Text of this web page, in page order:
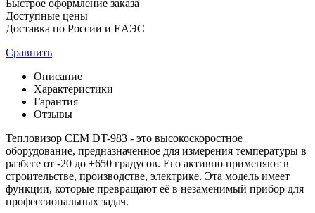
Быстрое оформление заказа
Доступные цены
Доставка по России и ЕАЭС
Сравнить
Описание
Характеристики
Гарантия
Отзывы
Тепловизор CEM DT-983 - это высокоскоростное
оборудование, предназначенное для измерения температуры в
разбеге от -20 до +650 градусов. Его активно применяют в
строительстве, производстве, электрике. Эта модель имеет
функции, которые превращают её в незаменимый прибор для
профессиональных задач.